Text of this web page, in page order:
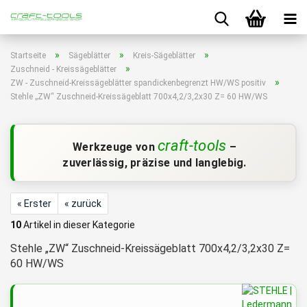
Startseite » Sägeblätter » Kreis-Sägeblätter »
Zuschneid - Kreissägeblätter »
ZW - Zuschneid-Kreissägeblätter spandickenbegrenzt HW/WS positiv »
Stehle „ZW“ Zuschneid-Kreissägeblatt 700x4,2/3,2x30 Z= 60 HW/WS
Werkzeuge voncraft-tools –
zuverlässig, präzise und langlebig.
« Erster
« zurück
10Artikel in dieser Kategorie
Stehle „ZW“ Zuschneid-Kreissägeblatt 700x4,2/3,2x30 Z=
60 HW/WS